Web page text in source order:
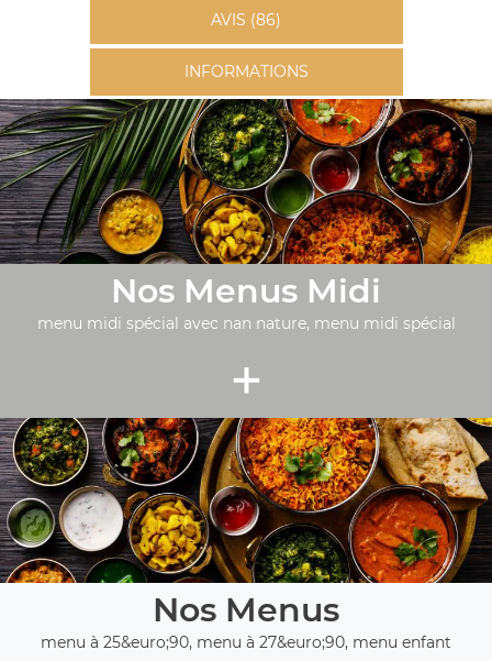
AVIS (86)
INFORMATIONS
Nos Menus Midi
menu midi spécial avec nan nature, menu midi spécial
+
Nos Menus
menu à 25&euro;90, menu à 27&euro;90, menu enfant